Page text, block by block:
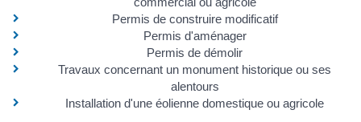
Permis de construire modificatif
Permis d'aménager
Permis de démolir
Travaux concernant un monument historique ou ses
alentours
Installation d'une éolienne domestique ou agricole